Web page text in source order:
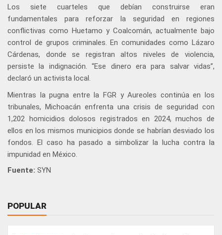
Los siete cuarteles que debían construirse eran
fundamentales para reforzar la seguridad en regiones
conflictivas como Huetamo y Coalcomán, actualmente bajo
control de grupos criminales. En comunidades como Lázaro
Cárdenas, donde se registran altos niveles de violencia,
persiste la indignación. “Ese dinero era para salvar vidas”,
declaró un activista local.
Mientras la pugna entre la FGR y Aureoles continúa en los
tribunales, Michoacán enfrenta una crisis de seguridad con
1,202 homicidios dolosos registrados en 2024, muchos de
ellos en los mismos municipios donde se habrían desviado los
fondos. El caso ha pasado a simbolizar la lucha contra la
impunidad en México.
Fuente: SYN
POPULAR